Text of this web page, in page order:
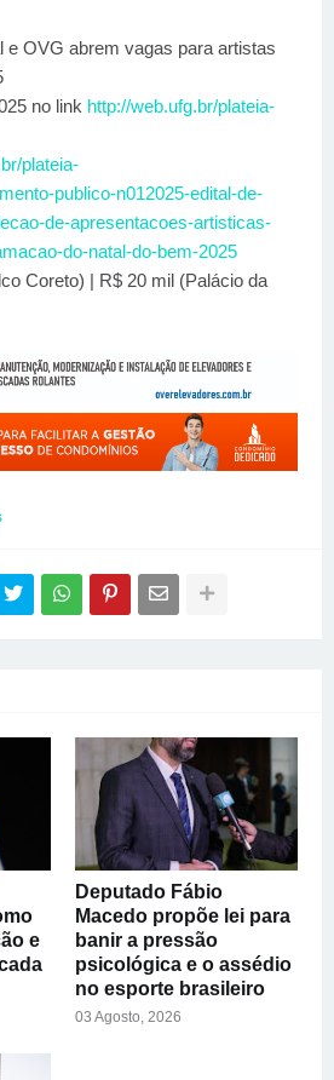
e OVG abrem vagas para artistas
no link http://web.ufg.br/plateia-
plateia-
publico-n012025-edital-de-
de-apresentacoes-artisticas-
do-natal-do-bem-2025
Coreto) | R$ 20 mil (Palácio da
e
Deputado Fábio
Macedo propõe lei para
banir a pressão
psicológica e o assédio
no esporte brasileiro
03 Agosto, 2026